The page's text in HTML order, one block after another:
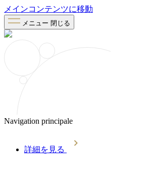
メインコンテンツに移動
メニュー 閉じる
Navigation principale
詳細を見る